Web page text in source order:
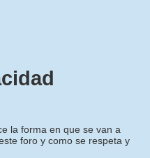
la forma en que se van a
foro y como se respeta y